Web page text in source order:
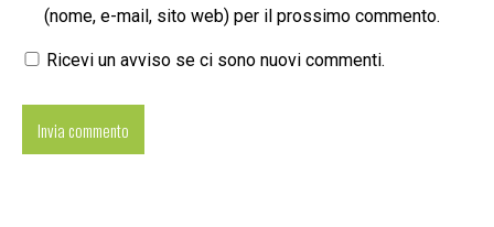
(nome, e-mail, sito web) per il prossimo commento.
Ricevi un avviso se ci sono nuovi commenti.